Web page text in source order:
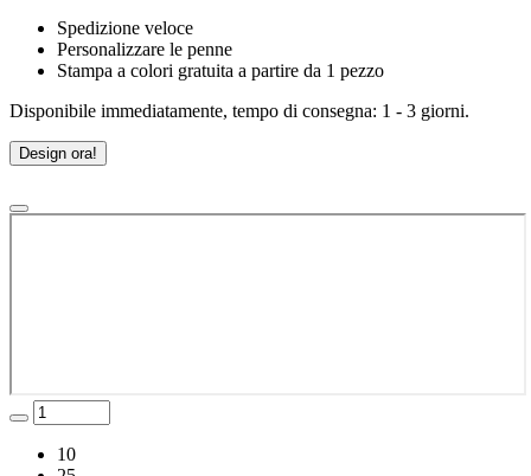
Spedizione veloce
Personalizzare le penne
Stampa a colori gratuita a partire da 1 pezzo
Disponibile immediatamente, tempo di consegna: 1 - 3 giorni.
Design ora!
10